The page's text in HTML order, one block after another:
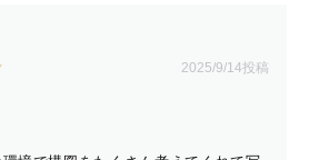
2025/9/14投稿